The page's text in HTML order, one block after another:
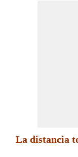
La distancia